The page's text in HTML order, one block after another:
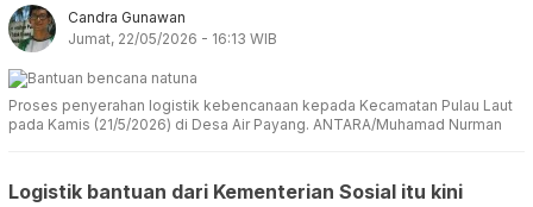
Candra Gunawan
Jumat, 22/05/2026 - 16:13 WIB
Proses penyerahan logistik kebencanaan kepada Kecamatan Pulau Laut
pada Kamis (21/5/2026) di Desa Air Payang. ANTARA/Muhamad Nurman
Logistik bantuan dari Kementerian Sosial itu kini